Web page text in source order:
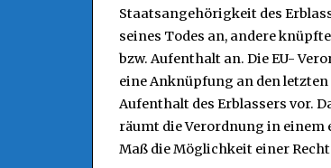
Staatsangehörigkeit des
seines Todes an, andere
bzw. Aufenthalt an. Die EU-
eine Anknüpfung an den
Aufenthalt des Erblassers vor.
räumt die Verordnung in
Maß die Möglichkeit einer